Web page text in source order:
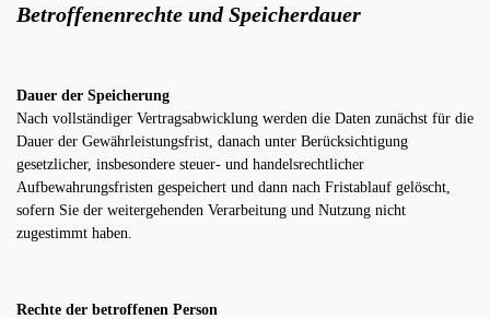
Betroffenenrechte und Speicherdauer
Dauer der Speicherung
Nach vollständiger Vertragsabwicklung werden die Daten zunächst für die
Dauer der Gewährleistungsfrist, danach unter Berücksichtigung
gesetzlicher, insbesondere steuer- und handelsrechtlicher
Aufbewahrungsfristen gespeichert und dann nach Fristablauf gelöscht,
sofern Sie der weitergehenden Verarbeitung und Nutzung nicht
zugestimmt haben.
Rechte der betroffenen Person